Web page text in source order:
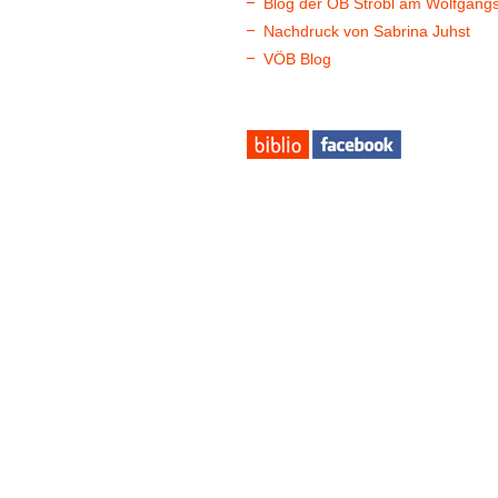
Nachdruck von Sabrina Juhst
VÖB Blog